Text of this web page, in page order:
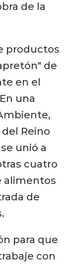
de la
productos
de
en el
una
Reino
unió a
cuatro
alimentos
de
para que
con